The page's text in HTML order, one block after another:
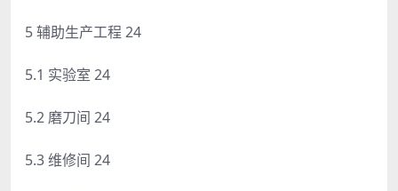
5 辅助生产工程 24
5.1 实验室 24
5.2 磨刀间 24
5.3 维修间 24